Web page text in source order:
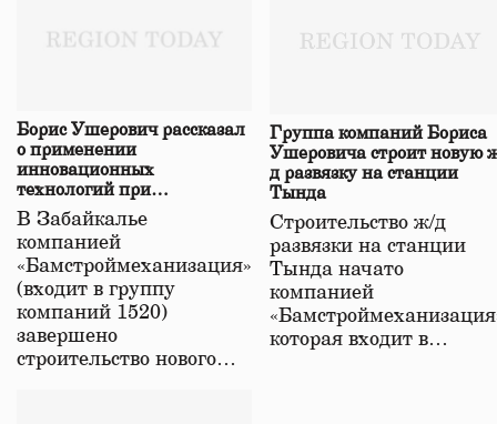
Борис Ушерович рассказал
о применении
инновационных
технологий при
строительстве нового моста
в Забайкалье
В Забайкалье
компанией
«Бамстроймеханизация»
(входит в группу
компаний 1520)
завершено
строительство нового…
Группа компаний Бориса
Ушеровича строит новую
д развязку на станции
Тында
Строительство ж/д
развязки на станции
Тында начато
компанией
которая входит в…